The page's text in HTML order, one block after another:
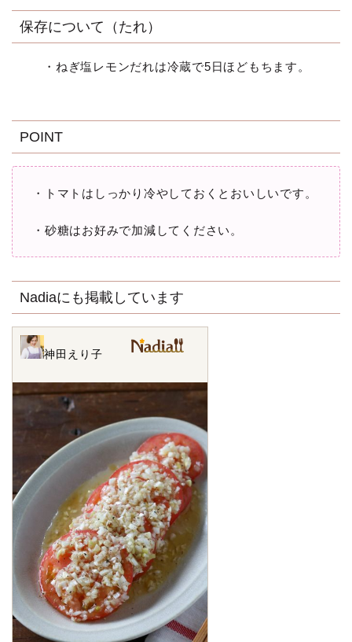
保存について（たれ）
・ねぎ塩レモンだれは冷蔵で5日ほどもちます。
POINT
・トマトはしっかり冷やしておくとおいしいです。
・砂糖はお好みで加減してください。
Nadiaにも掲載しています
神田えり子